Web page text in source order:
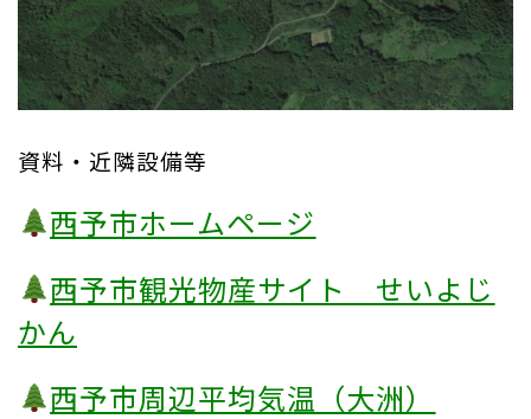
資料・近隣設備等
西予市ホームページ
西予市観光物産サイト せいよじ
かん
西予市周辺平均気温（大洲）